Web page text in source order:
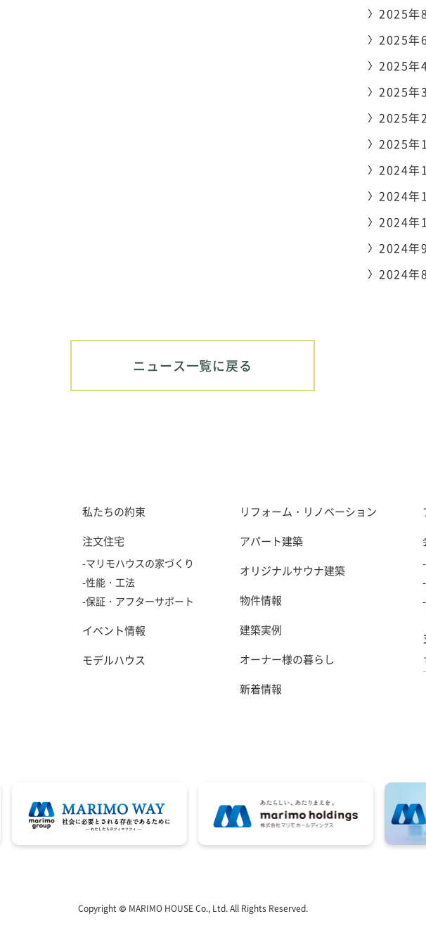
2025年
2025年
2025年
2025年
2025年
2025年
2024年
2024年
2024年
2024年
2024年
ニュース一覧に戻る
私たちの約束
注文住宅
-マリモハウスの家づくり
-性能・工法
-保証・アフターサポート
イベント情報
モデルハウス
リフォーム・リノベーション
アパート建築
オリジナルサウナ建築
物件情報
建築実例
オーナー様の暮らし
新着情報
Copyright © MARIMO HOUSE Co., Ltd. All Rights Reserved.
0120-806-080
資料請求・お問合わせ